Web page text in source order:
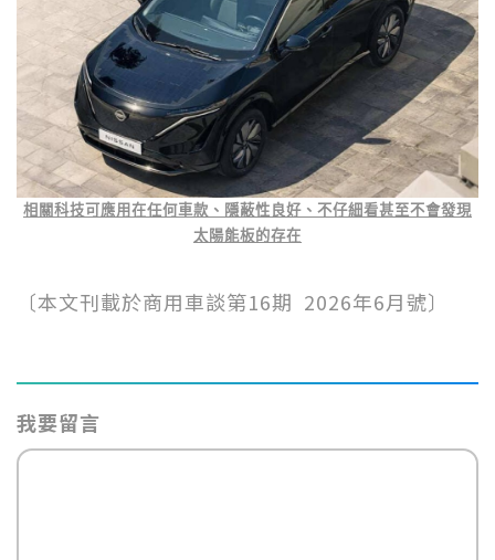
相關科技可應用在任何車款、隱蔽性良好、不仔細看甚至不會發現
太陽能板的存在
〔本文刊載於商用車談第16期 2026年6月號〕
我要留言